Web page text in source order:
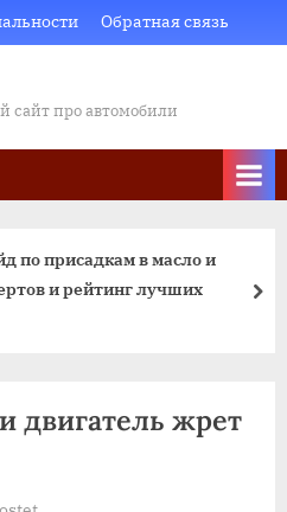
Обратная связь
про автомобили
по присадкам в масло и
и рейтинг лучших
двигатель жрет